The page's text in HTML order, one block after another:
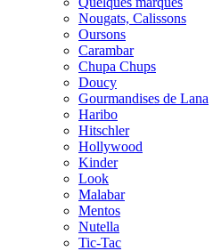
Nougats, Calissons
Oursons
Carambar
Chupa Chups
Doucy
Gourmandises de Lana
Haribo
Hitschler
Hollywood
Kinder
Look
Malabar
Mentos
Nutella
Tic-Tac